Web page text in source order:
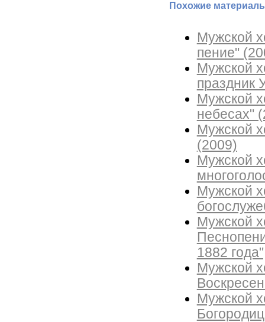
Похожие
Мужской
пение"
Мужской
праздник
Мужской
небесах"
Мужской
(2009)
Мужской
Мужской
Мужской
1882
Мужской
Мужской